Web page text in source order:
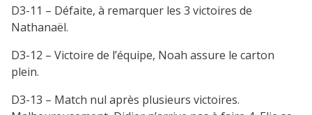
D3-11 – Défaite, à remarquer les 3 victoires de
Nathanaël.
D3-12 – Victoire de l’équipe, Noah assure le carton
plein.
D3-13 – Match nul après plusieurs victoires.